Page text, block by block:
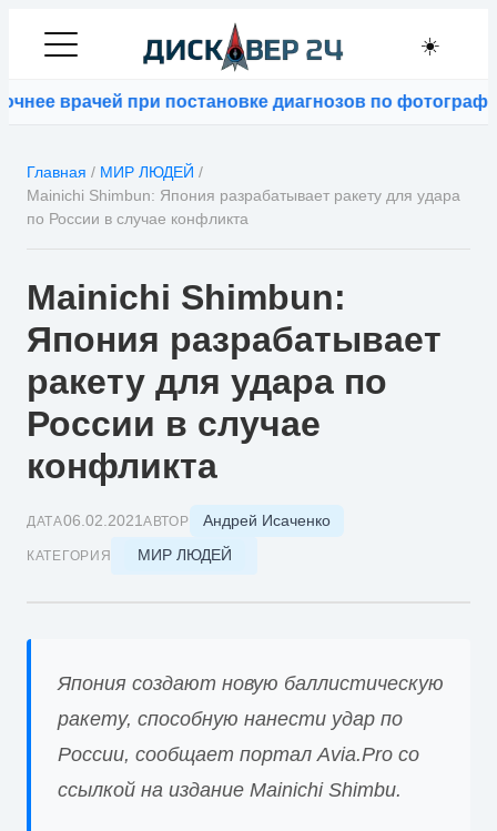
☀️
врачей при постановке диагнозов по фотографиям
Главная / МИР ЛЮДЕЙ /
Mainichi Shimbun: Япония разрабатывает ракету для удара
по России в случае конфликта
Mainichi Shimbun:
Япония разрабатывает
ракету для удара по
России в случае
конфликта
ДАТА06.02.2021 АВТОР Андрей Исаченко
КАТЕГОРИЯ МИР ЛЮДЕЙ
Япония создают новую баллистическую
ракету, способную нанести удар по
России, сообщает портал Avia.Pro со
ссылкой на издание Mainichi Shimbu.